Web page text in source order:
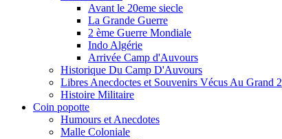
Avant le 20eme siecle
La Grande Guerre
2 ème Guerre Mondiale
Indo Algérie
Arrivée Camp d'Auvours
Historique Du Camp D'Auvours
Libres Anecdoctes et Souvenirs Vécus Au Grand 2
Histoire Militaire
Coin popotte
Humours et Anecdotes
Malle Coloniale